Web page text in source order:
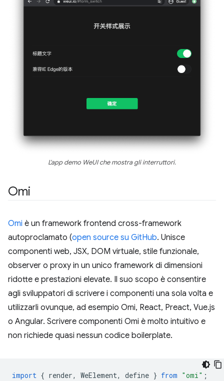
L'app demo WeUI che mostra gli interruttori.
Omi
Omi è un framework frontend cross-framework
autoproclamato (open source su GitHub. Unisce
componenti web, JSX, DOM virtuale, stile funzionale,
observer o proxy in un unico framework di dimensioni
ridotte e prestazioni elevate. Il suo scopo è consentire
agli sviluppatori di scrivere i componenti una sola volta e
utilizzarli ovunque, ad esempio Omi, React, Preact, Vue.js
o Angular. Scrivere componenti Omi è molto intuitivo e
non richiede quasi nessun codice boilerplate.
import { render, WeElement, define } from "omi" ;